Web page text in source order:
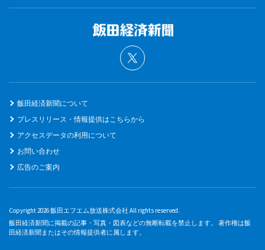
飯田経済新聞について
プレスリリース・情報提供はこちらから
アクセスデータの利用について
お問い合わせ
広告のご案内
Copyright 2026 飯田エフエム放送株式会社 All rights reserved.
飯田経済新聞に掲載の記事・写真・図表などの無断転載を禁止します。 著作権は飯
田経済新聞またはその情報提供者に属します。